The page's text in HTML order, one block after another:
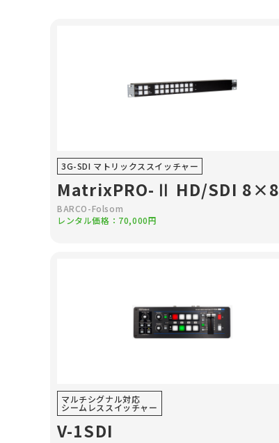
3G-SDI マトリックススイッチャー
MatrixPRO-Ⅱ HD/SDI 8×8
BARCO-Folsom
レンタル価格：70,000円
マルチシグナル対応
シームレススイッチャー
V-1SDI